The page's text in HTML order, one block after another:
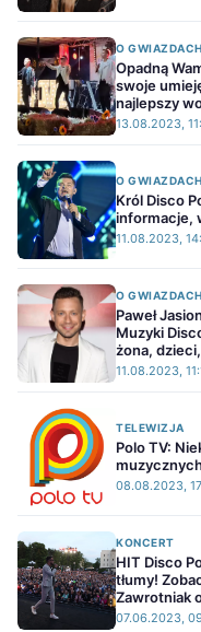
O GWIAZDACH
Opadną
swoje
najlepszy
13.08.2023,
O GWIAZDACH
Król Disco
informacje,
11.08.2023,
O GWIAZDACH
Paweł
Muzyki
żona,
11.08.2023,
TELEWIZJA
Polo TV:
08.08.2023,
KONCERT
HIT Disco
tłumy!
Zawrotniak
07.06.2023,